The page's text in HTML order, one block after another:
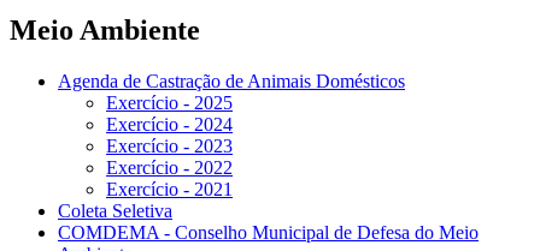
Meio Ambiente
Agenda de Castração de Animais Domésticos
Exercício - 2025
Exercício - 2024
Exercício - 2023
Exercício - 2022
Exercício - 2021
Coleta Seletiva
COMDEMA - Conselho Municipal de Defesa do Meio